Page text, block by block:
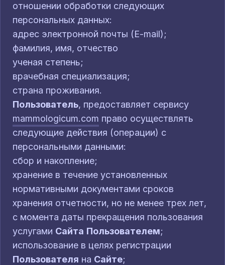
отношении обработки следующих
персональных данных:
адрес электронной почты (E-mail);
фамилия, имя, отчество
ученая степень;
врачебная специализация;
страна проживания.
Пользователь, предоставляет сервису
mammologicum.com право осуществлять
следующие действия (операции) с
персональными данными:
сбор и накопление;
хранение в течение установленных
нормативными документами сроков
хранения отчетности, но не менее трех лет,
с момента даты прекращения пользования
услугами Сайта Пользователем;
использование в целях регистрации
Пользователя на Сайте;